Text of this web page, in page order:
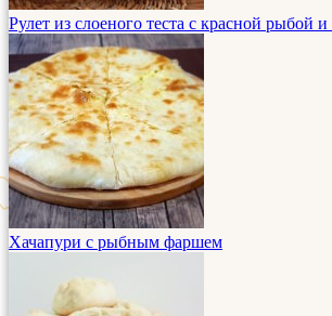
Рулет из слоеного теста с красной рыбой
Хачапури с рыбным фаршем